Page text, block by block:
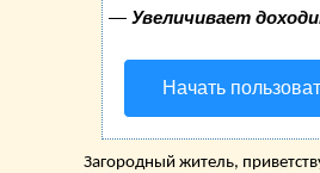
— Увеличивает
Начать
Загородный житель,